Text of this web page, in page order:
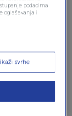
podacima
oglašavanja i
svrhe